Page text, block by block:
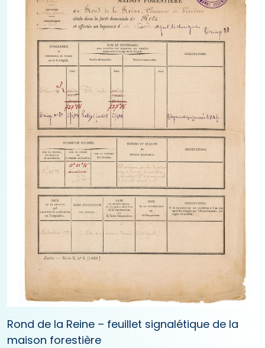
Rond de la Reine – feuillet signalétique de la
maison forestière